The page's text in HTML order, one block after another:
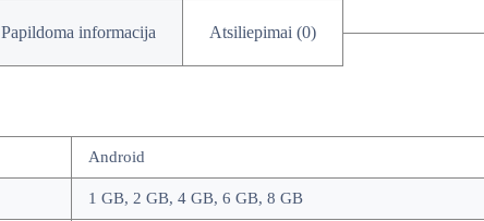
Papildoma informacija Atsiliepimai (0)
Android
1 GB, 2 GB, 4 GB, 6 GB, 8 GB